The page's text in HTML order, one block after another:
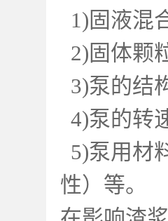
1)固液混
2)固体颗
3)泵的结
4)泵的转
5)泵用材
性）等。